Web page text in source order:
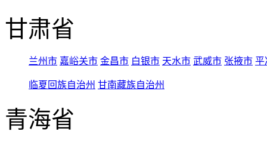
甘肃省
兰州市 嘉峪关市 金昌市 白银市 天水市 武威市 张掖市 平
临夏回族自治州 甘南藏族自治州
青海省